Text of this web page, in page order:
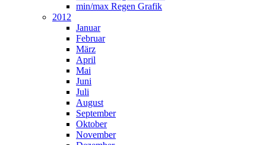
min/max Regen Grafik
2012
Januar
Februar
März
April
Mai
Juni
Juli
August
September
Oktober
November